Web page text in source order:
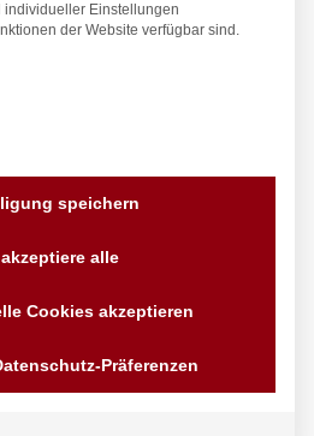
individueller Einstellungen
der Website verfügbar sind.
Gruppen, für die eine
speichern
alle
Cookies akzeptieren
Präferenzen